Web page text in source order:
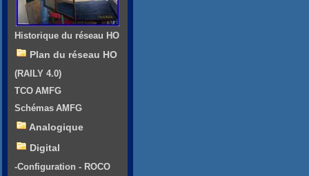
Historique du réseau HO
Plan du réseau HO
(RAILY 4.0)
TCO AMFG
Schémas AMFG
Analogique
Digital
-Configuration - ROCO